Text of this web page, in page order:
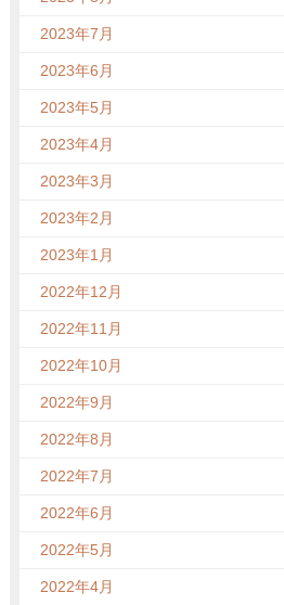
2023年7月
2023年6月
2023年5月
2023年4月
2023年3月
2023年2月
2023年1月
2022年12月
2022年11月
2022年10月
2022年9月
2022年8月
2022年7月
2022年6月
2022年5月
2022年4月